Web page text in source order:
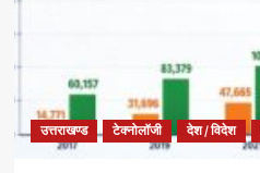
उत्तराखण्ड टेक्नोलॉजी देश / विदेश